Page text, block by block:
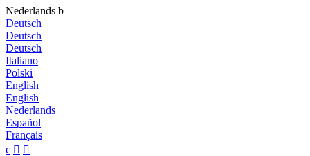
Nederlands b
Deutsch
Deutsch
Deutsch
Italiano
Polski
English
English
Nederlands
Español
Français
c  